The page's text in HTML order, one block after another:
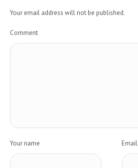
Your email address will not be published.
Comment
Your name Email